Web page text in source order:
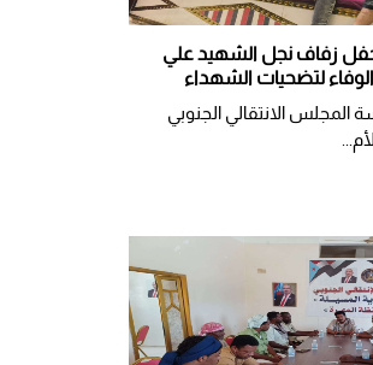
زفاف نجل الشهيد علي
لتضحيات الشهداء
الانتقالي الجنوبي